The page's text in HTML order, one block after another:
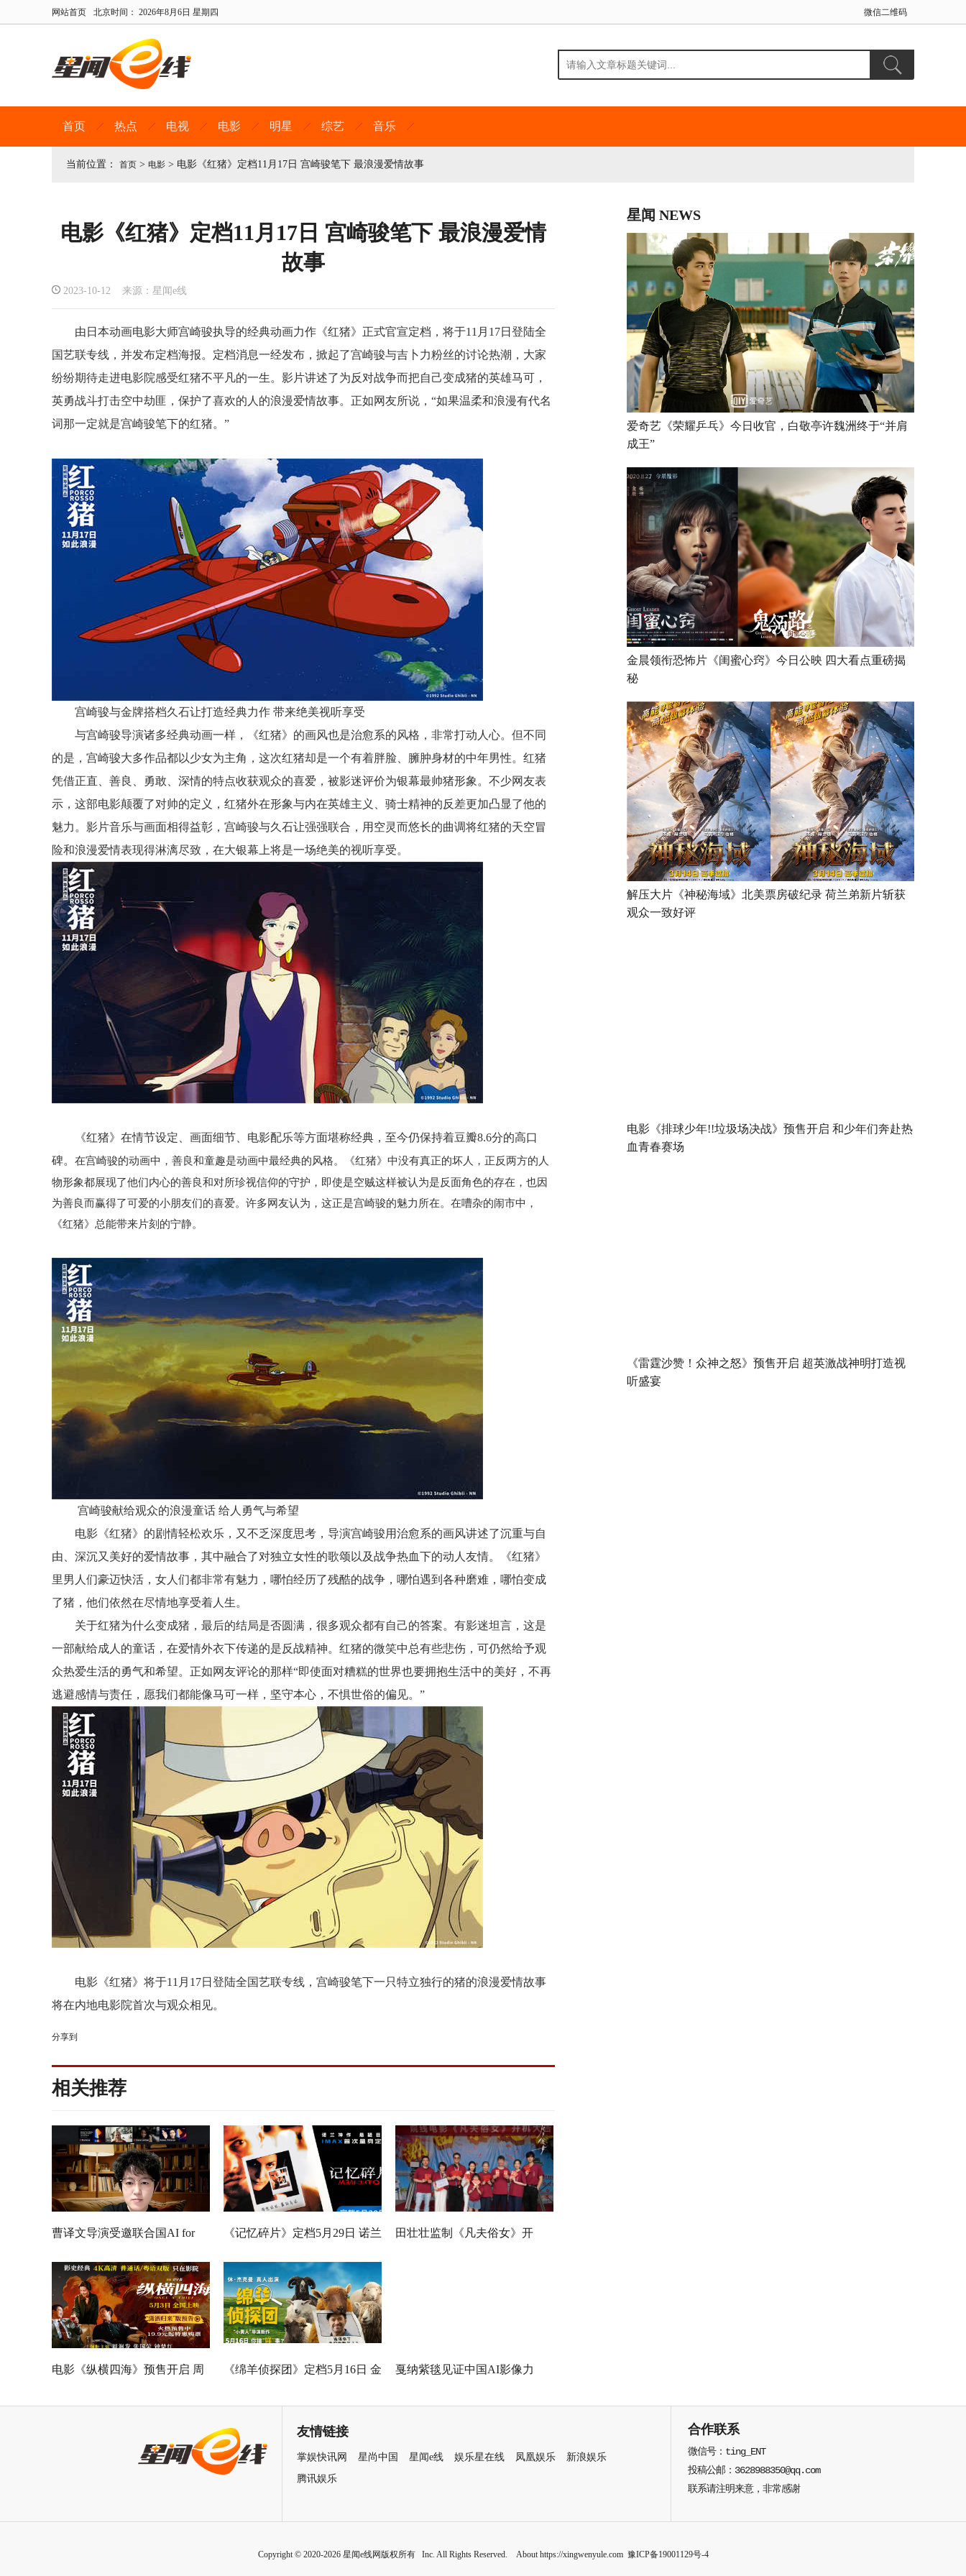
网站首页 北京时间： 2026年8月6日 星期四 微信二维码
首页 热点 电视 电影 明星 综艺 音乐
当前位置： 首页 > 电影 > 电影《红猪》定档11月17日 宫崎骏笔下 最浪漫爱情故事
电影《红猪》定档11月17日 宫崎骏笔下 最浪漫爱情
故事
2023-10-12 来源：星闻e线
由 日本动画电影大师宫崎骏执导的经典动画力作 《红猪》 正式官宣定档，将于11月17日登陆全
国艺联专线 ， 并发布定档海报。 定档消息一经发布， 掀起了宫崎骏与吉卜力粉丝的讨论热潮， 大家
纷纷期待走进电影院感受红猪不平凡的一生。影片讲述了为反对战争而把自己变成猪的英雄马可，
英勇战斗打击空中劫匪，保护了喜欢的人的浪漫爱情故事。正如网友所说， “如果温柔和浪漫有代名
词那一定就是宫崎骏笔下的红猪。”
宫崎骏与金牌搭档久石让打造经典力作 带来绝美视听享受
与宫崎骏导演诸多经典动画一样， 《红猪》的画风也是治愈系的风格，非常打动人心。但不同
的是，宫崎骏大多作品都以少女为主角， 这次红猪却是一个有着胖脸、臃肿身材的中年男性。红猪
凭借正直、善良、勇敢、深情的特点收获观众的喜爱，被影迷评价为银幕最帅猪形象。 不少网友表
示 ，这部电影颠覆了对帅的定义，红猪外在形象与内在英雄主义 骑士精神的反差更加凸显了他的
魅力。 影片音乐与画面相得益彰 ， 宫崎骏与久石让强强联合 ， 用空灵而悠长的曲调将红猪的天空冒
险和浪漫爱情表现得淋漓尽致，在大银幕 上将是一场绝美的视听享受。
《红猪》 在情节设定、画面细节、电影配乐等方面堪称经典， 至今仍保持着豆瓣8.6分的高口
碑。 在宫崎骏的动画中，善良和童趣是动画中最经典的风格。《红猪》中没有真正的坏人，正反两方的人
物形象都展现了他们内心的善良和对所珍视信仰的守护，即使是空贼这样被认为是反面角色的存在，也因
为善良而赢得了可爱的小朋友们的喜爱。许多网友认为，这正是宫崎骏的魅力所在。在嘈杂的闹市中，
《红猪》总能带来片刻的宁静。
宫崎骏献给观众的浪漫童话 给人勇气与希望
电影《红猪》的剧情轻松欢乐，又不乏深度思考 ， 导演宫崎骏用治愈系的画风讲述了沉重与自
由、深沉又美好的爱情故事，其中融合了对独立女性的歌颂 以及战争热血下的动人 友情。《红猪》
里男人们豪迈快活，女人们都非常有魅力， 哪怕经历了残酷的战争，哪怕遇到各种磨难，哪怕变成
了猪， 他们依然在尽情地享受着人生。
关于红猪为什么变成猪，最后的结局是否圆满 ，很多观众都有自己的答案。 有影迷坦言，这是
一部献给成人的童话， 在爱情外衣下传递的是反战精神。红猪的微笑中总有些悲伤， 可仍然给予观
众热爱生活的勇气和希望。 正如网友评论的那样“即使面对糟糕的世界也要拥抱生活中的美好，不再
逃避感情与责任 ， 愿我们都能像马可一样，坚守本心，不惧世俗的偏见。 ”
电影 《红猪》 将于11月17日登陆全国艺联专线 ，宫崎骏笔下一只特立独行的猪的浪漫爱情故事
将在内地电影院首次与观众相见。
分享到
相关推荐
曹译文导演受邀联合国AI for
Good全球峰会 以AI影像传递向
善力量
《记忆碎片》定档5月29日 诺兰
神作IMAX首次量身定制
田壮壮监制《凡夫俗女》开
电影《纵横四海》预售开启 周 《绵羊侦探团》定档5月16日 金 戛纳紫毯见证中国AI影像力
星闻 NEWS
爱奇艺《荣耀乒乓》今日收官，白敬亭许魏洲终于“并肩
成王”
金晨领衔恐怖片《闺蜜心窍》今日公映 四大看点重磅揭
秘
解压大片《神秘海域》北美票房破纪录 荷兰弟新片斩获
观众一致好评
电影《排球少年!!垃圾场决战》预售开启 和少年们奔赴热
血青春赛场
《雷霆沙赞！众神之怒》预售开启 超英激战神明打造视
听盛宴
友情链接
掌娱快讯网 星尚中国 星闻e线 娱乐星在线 凤凰娱乐
新浪娱乐
腾讯娱乐
合作联系
微信号：ting_ENT
投稿公邮：3628988350@qq.com
联系请注明来意，非常感谢
Copyright © 2020-2026 星闻e线网版权所有 Inc. All Rights Reserved. About https://xingwenyule.com 豫ICP备19001129号-4